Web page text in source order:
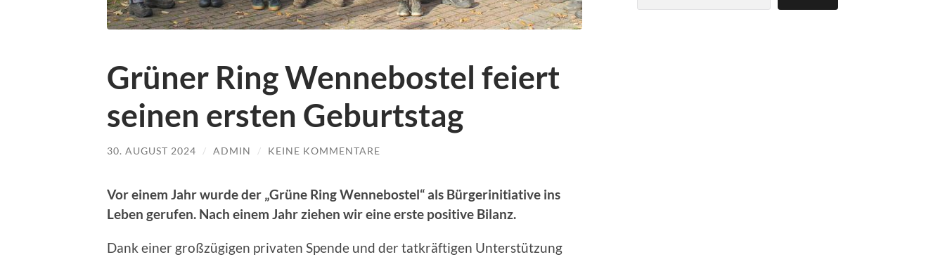
Grüner Ring Wennebostel feiert
seinen ersten Geburtstag
30. AUGUST 2024 / ADMIN / KEINE KOMMENTARE
Vor einem Jahr wurde der „Grüne Ring Wennebostel“ als Bürgerinitiative ins
Leben gerufen. Nach einem Jahr ziehen wir eine erste positive Bilanz.
Dank einer großzügigen privaten Spende und der tatkräftigen Unterstützung